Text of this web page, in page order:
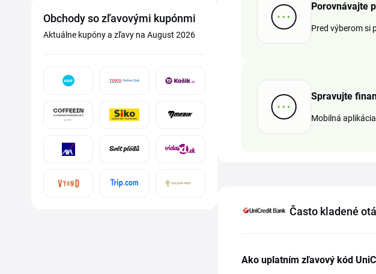
Obchody so zľavovými kupónmi
Aktuálne kupóny a zľavy na August 2026
Porovnávajte
Pred výberom si
Spravujte
Mobilná
Často kladené
Ako uplatním zľavový kód